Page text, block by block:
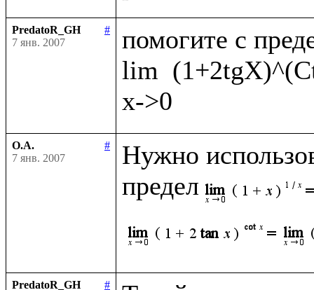
PredatoR_GH
#
7 янв. 2007
помогите с
lim
О.А.
#
7 янв. 2007
Нужно
предел
PredatoR_GH
#